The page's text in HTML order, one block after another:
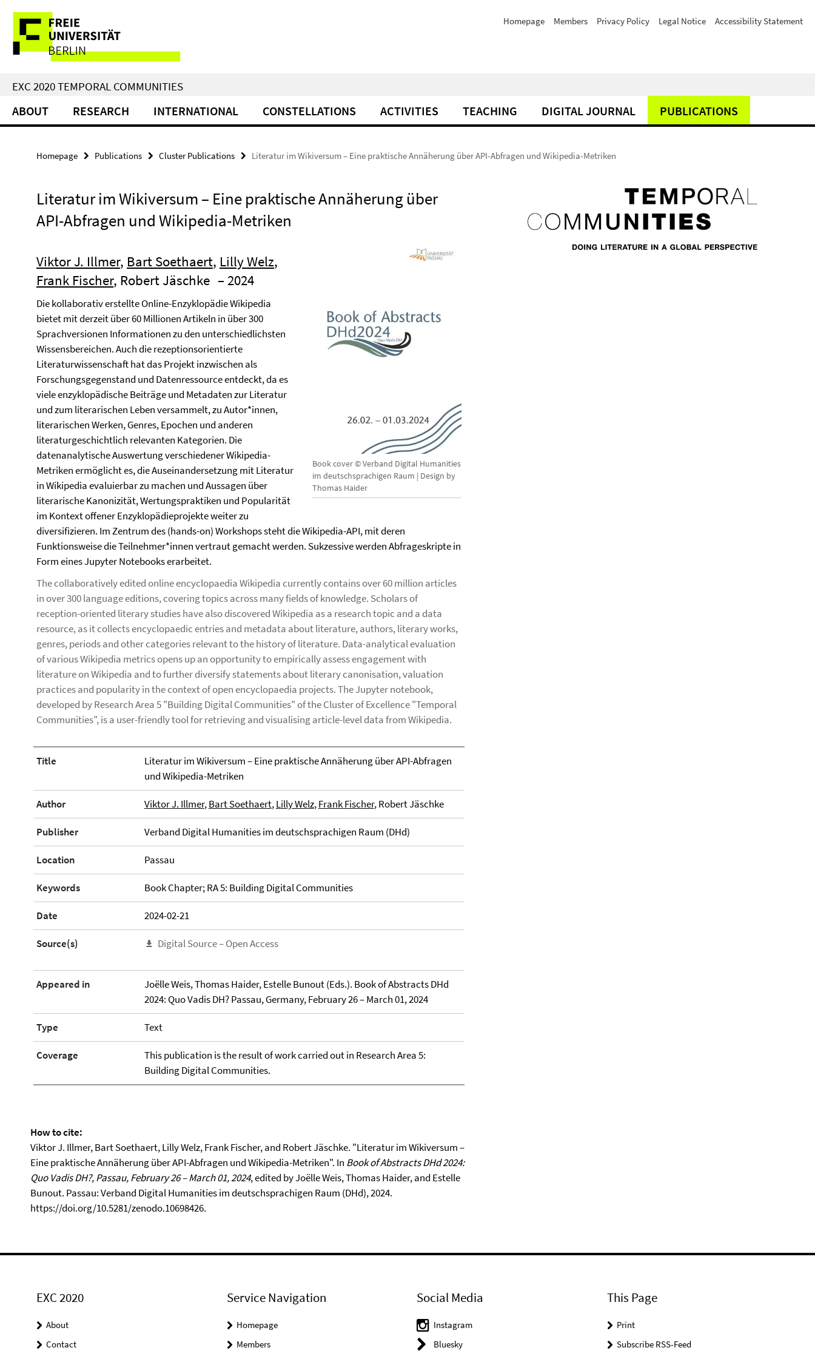
direkt
Inhalt
Service
Navigation
Homepage Members Privacy Policy Legal Notice Accessibility Statement
EXC 2020 TEMPORAL COMMUNITIES
ABOUT RESEARCH INTERNATIONAL CONSTELLATIONS ACTIVITIES TEACHING DIGITAL JOURNAL PUBLICATIONS
Homepage Publications Cluster Publications Literatur im Wikiversum – Eine praktische Annäherung über API-Abfragen und Wikipedia-Metriken
Literatur im Wikiversum – Eine praktische Annäherung über
API-Abfragen und Wikipedia-Metriken
Book cover © Verband Digital Humanities
im deutschsprachigen Raum | Design by
Thomas Haider
Viktor J. Illmer, Bart Soethaert, Lilly Welz,
Frank Fischer, Robert Jäschke – 2024
Die kollaborativ erstellte Online-Enzyklopädie Wikipedia
bietet mit derzeit über 60 Millionen Artikeln in über 300
Sprachversionen Informationen zu den unterschiedlichsten
Wissensbereichen. Auch die rezeptionsorientierte
Literaturwissenschaft hat das Projekt inzwischen als
Forschungsgegenstand und Datenressource entdeckt, da es
viele enzyklopädische Beiträge und Metadaten zur Literatur
und zum literarischen Leben versammelt, zu Autor*innen,
literarischen Werken, Genres, Epochen und anderen
literaturgeschichtlich relevanten Kategorien. Die
datenanalytische Auswertung verschiedener Wikipedia-
Metriken ermöglicht es, die Auseinandersetzung mit Literatur
in Wikipedia evaluierbar zu machen und Aussagen über
literarische Kanonizität, Wertungspraktiken und Popularität
im Kontext offener Enzyklopädieprojekte weiter zu
diversifizieren. Im Zentrum des (hands-on) Workshops steht die Wikipedia-API, mit deren
Funktionsweise die Teilnehmer*innen vertraut gemacht werden. Sukzessive werden Abfrageskripte in
Form eines Jupyter Notebooks erarbeitet.
The collaboratively edited online encyclopaedia Wikipedia currently contains over 60 million articles
in over 300 language editions, covering topics across many fields of knowledge. Scholars of
reception-oriented literary studies have also discovered Wikipedia as a research topic and a data
resource, as it collects encyclopaedic entries and metadata about literature, authors, literary works,
genres, periods and other categories relevant to the history of literature. Data-analytical evaluation
of various Wikipedia metrics opens up an opportunity to empirically assess engagement with
literature on Wikipedia and to further diversify statements about literary canonisation, valuation
practices and popularity in the context of open encyclopaedia projects. The Jupyter notebook,
developed by Research Area 5 "Building Digital Communities" of the Cluster of Excellence "Temporal
Communities", is a user-friendly tool for retrieving and visualising article-level data from Wikipedia.
Title
Literatur im Wikiversum – Eine praktische Annäherung über API-Abfragen
und Wikipedia-Metriken
Author Viktor J. Illmer,Bart Soethaert,Lilly Welz,Frank Fischer, Robert Jäschke
Publisher Verband Digital Humanities im deutschsprachigen Raum (DHd)
Location Passau
Keywords Book Chapter; RA 5: Building Digital Communities
Date 2024-02-21
Source(s) Digital Source – Open Access
Appeared in
Joëlle Weis, Thomas Haider, Estelle Bunout (Eds.). Book of Abstracts DHd
2024: Quo Vadis DH? Passau, Germany, February 26 – March 01, 2024
Type Text
Coverage
This publication is the result of work carried out in Research Area 5:
Building Digital Communities.
How to cite:
Viktor J. Illmer, Bart Soethaert, Lilly Welz, Frank Fischer, and Robert Jäschke. "Literatur im Wikiversum –
Eine praktische Annäherung über API-Abfragen und Wikipedia-Metriken". In Book of Abstracts DHd 2024:
Quo Vadis DH?, Passau, February 26 – March 01, 2024, edited by Joëlle Weis, Thomas Haider, and Estelle
Bunout. Passau: Verband Digital Humanities im deutschsprachigen Raum (DHd), 2024.
https://doi.org/10.5281/zenodo.10698426.
EXC 2020
About
Contact
Service Navigation
Homepage
Members
Social Media
Instagram
Bluesky
This Page
Print
Subscribe RSS-Feed